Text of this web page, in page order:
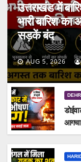
उत्तराखंड में
भारी बारिश
सड़कें बंद
AUG 5, 2026